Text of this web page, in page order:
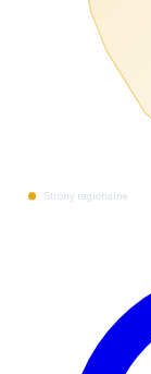
Strony regionalne